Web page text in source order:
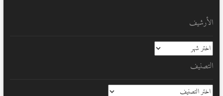
الأرشيف
الأرشيف
التصنيف
التصنيف